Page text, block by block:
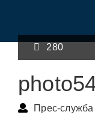
280
Прес-служба